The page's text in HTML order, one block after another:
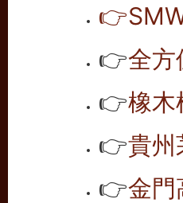
👉全方
👉橡木
👉貴州
👉金門